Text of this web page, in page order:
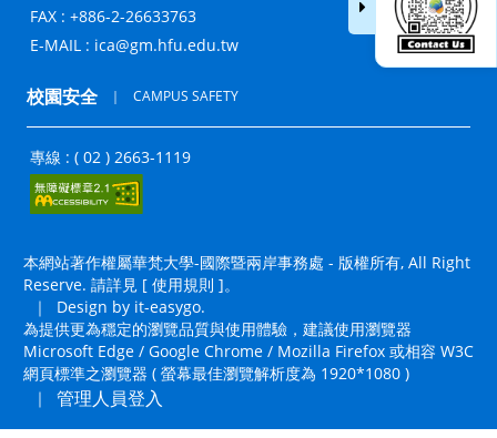
FAX : +886-2-26633763
E-MAIL : ica@gm.hfu.edu.tw
校園安全 ｜ CAMPUS SAFETY
專線 : ( 02 ) 2663-1119
本網站著作權屬華梵大學-國際暨兩岸事務處 - 版權所有, All Right
Reserve. 請詳見 [ 使用規則 ]。
｜
Design by it-easygo.
為提供更為穩定的瀏覽品質與使用體驗，建議使用瀏覽器
Microsoft Edge / Google Chrome / Mozilla Firefox 或相容 W3C
網頁標準之瀏覽器 ( 螢幕最佳瀏覽解析度為 1920*1080 )
｜
管理人員登入